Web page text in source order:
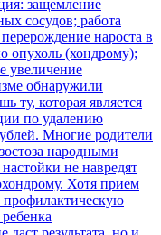
защемление
сосудов; работа
нароста в
опухоль (хондрому);
увеличение
обнаружили
ту, которая является
по удалению
Многие родители
народными
не навредят
Хотя прием
профилактическую